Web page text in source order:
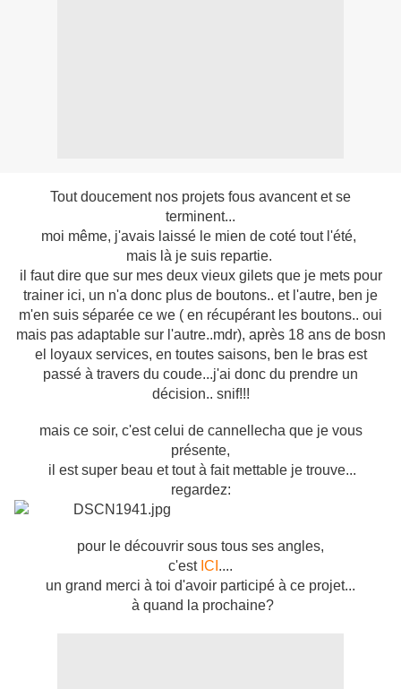
Tout doucement nos projets fous avancent et se
terminent...
moi même, j'avais laissé le mien de coté tout l'été,
mais là je suis repartie.
il faut dire que sur mes deux vieux gilets que je mets pour
trainer ici, un n'a donc plus de boutons.. et l'autre, ben je
m'en suis séparée ce we ( en récupérant les boutons.. oui
mais pas adaptable sur l'autre..mdr), après 18 ans de bosn
el loyaux services, en toutes saisons, ben le bras est
passé à travers du coude...j'ai donc du prendre un
décision.. snif!!!
mais ce soir, c'est celui de cannellecha que je vous
présente,
il est super beau et tout à fait mettable je trouve...
regardez:
pour le découvrir sous tous ses angles,
c'est ICI ....
un grand merci à toi d'avoir participé à ce projet...
à quand la prochaine?